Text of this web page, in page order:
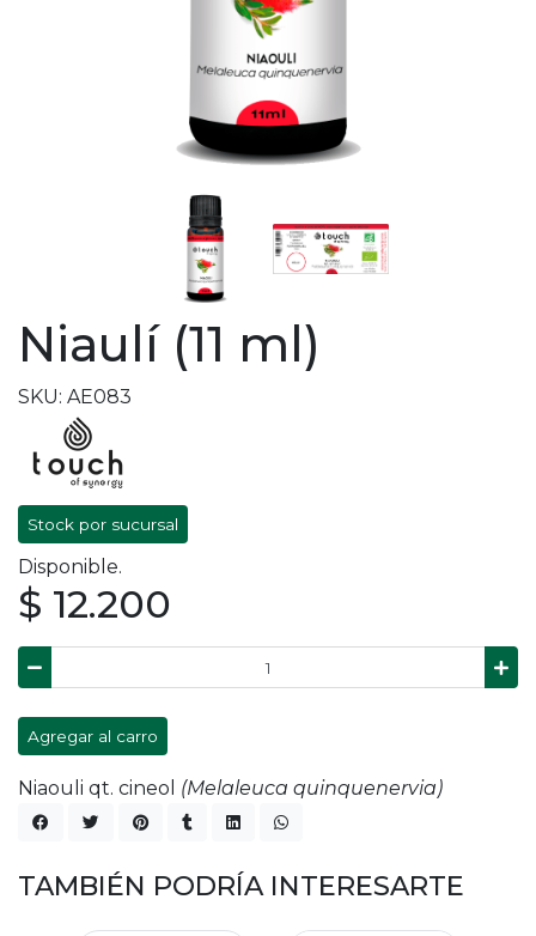
Niaulí (11 ml)
SKU: AE083
Stock por sucursal
Disponible.
$ 12.200
Agregar al carro
Niaouli qt. cineol (Melaleuca quinquenervia)
TAMBIÉN PODRÍA INTERESARTE